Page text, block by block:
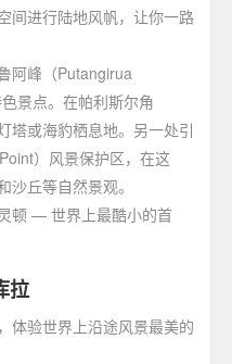
间进行陆地风帆，让你一路
阿峰（Putangirua
景点。在帕利斯尔角
塔或海豹栖息地。另一处引
）风景保护区，在这
丘等自然景观。
顿 — 世界上最酷小的首
拉
体验世界上沿途风景最美的